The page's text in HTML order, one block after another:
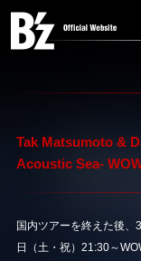
Tak Matsumoto &
Acoustic Sea-
国内ツアーを終えた後
日（土・祝）21:30～